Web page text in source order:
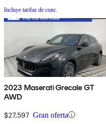
Incluye tarifas de conc.
2023 Maserati Grecale GT
AWD
$27,597 Gran oferta